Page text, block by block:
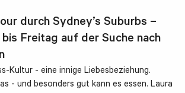
durch Sydney’s Suburbs –
Freitag auf der Suche nach
Kultur - eine innige Liebesbeziehung.
- und besonders gut kann es essen. Laura